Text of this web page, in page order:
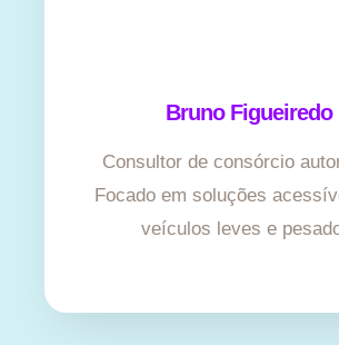
Bruno Figueiredo
Consultor de consórcio
Focado em soluções
veículos leves e